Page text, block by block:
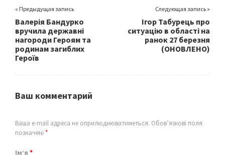
« Предыдущая запись
Валерія Бандурко
вручила державні
нагороди Героям та
родинам загиблих
Героїв
Следующая запись »
Ігор Табурець про
ситуацію в області на
ранок 27 березня
(ОНОВЛЕНО)
Ваш комментарий
Ваша e-mail адреса не оприлюднюватиметься. Обов’язкові поля
позначені *
Ім’я *